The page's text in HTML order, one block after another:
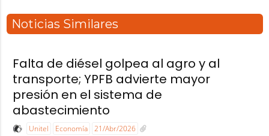
Noticias Similares
Falta de diésel golpea al agro y al
transporte; YPFB advierte mayor
presión en el sistema de
abastecimiento
Unitel Economía 21/Abr/2026